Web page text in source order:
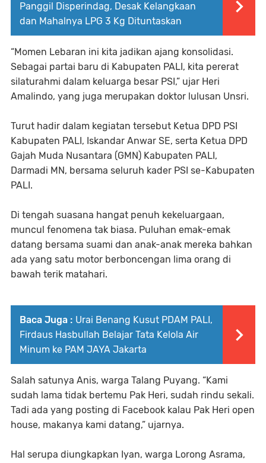
Panggil Disperindag, Desak Kelangkaan
dan Mahalnya LPG 3 Kg Dituntaskan
“Momen Lebaran ini kita jadikan ajang konsolidasi.
Sebagai partai baru di Kabupaten PALI, kita pererat
silaturahmi dalam keluarga besar PSI,” ujar Heri
Amalindo, yang juga merupakan doktor lulusan Unsri.
Turut hadir dalam kegiatan tersebut Ketua DPD PSI
Kabupaten PALI, Iskandar Anwar SE, serta Ketua DPD
Gajah Muda Nusantara (GMN) Kabupaten PALI,
Darmadi MN, bersama seluruh kader PSI se-Kabupaten
PALI.
Di tengah suasana hangat penuh kekeluargaan,
muncul fenomena tak biasa. Puluhan emak-emak
datang bersama suami dan anak-anak mereka bahkan
ada yang satu motor berboncengan lima orang di
bawah terik matahari.
Baca Juga : Urai Benang Kusut PDAM PALI,
Firdaus Hasbullah Belajar Tata Kelola Air
Minum ke PAM JAYA Jakarta
Salah satunya Anis, warga Talang Puyang. “Kami
sudah lama tidak bertemu Pak Heri, sudah rindu sekali.
Tadi ada yang posting di Facebook kalau Pak Heri open
house, makanya kami datang,” ujarnya.
Hal serupa diungkapkan Iyan, warga Lorong Asrama,